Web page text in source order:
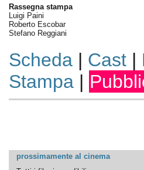
Rassegna stampa
Luigi Paini
Roberto Escobar
Stefano Reggiani
Scheda| Cast|
Stampa|
prossimamente al cinema